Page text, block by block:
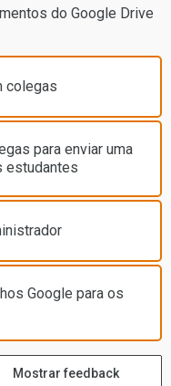
do Google Drive
colegas
para enviar uma
estudantes
Google para os
Mostrar feedback